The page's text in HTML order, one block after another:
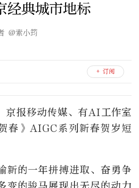
经典城市地标
@素小筠
+ 订阅
京报移动传媒、有AI工作室
春》AIGC系列新春贺岁短
新的一年拼搏进取、奋勇争